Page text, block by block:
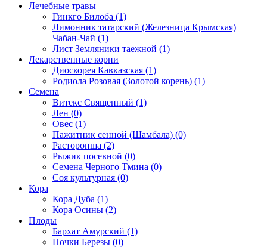
Лечебные травы
Гинкго Билоба (1)
Лимонник татарский (Железница Крымская)
Чабан-Чай (1)
Лист Земляники таежной (1)
Лекарственные корни
Диоскорея Кавказская (1)
Родиола Розовая (Золотой корень) (1)
Семена
Витекс Священный (1)
Лен (0)
Овес (1)
Пажитник сенной (Шамбала) (0)
Расторопша (2)
Рыжик посевной (0)
Семена Черного Тмина (0)
Соя культурная (0)
Кора
Кора Дуба (1)
Кора Осины (2)
Плоды
Бархат Амурский (1)
Почки Березы (0)